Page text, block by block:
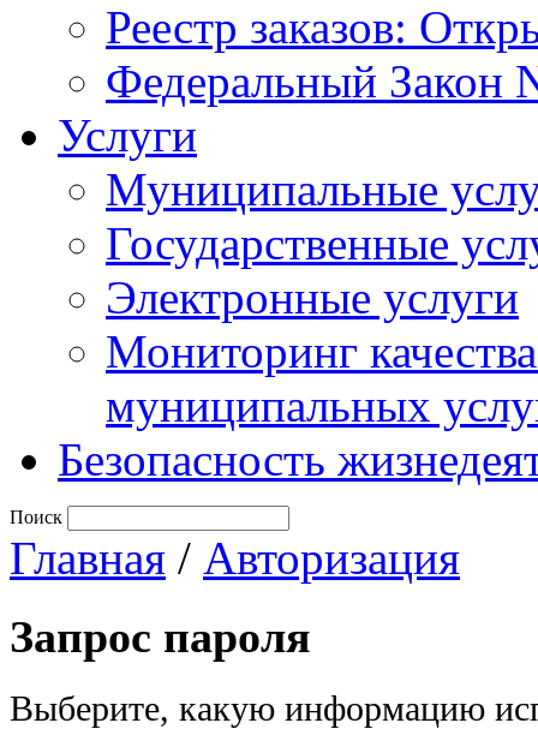
Реестр заказов:
Федеральный Закон
Услуги
Муниципальные
Государственные
Электронные услуги
Мониторинг
муниципальных
Безопасность
Поиск
Главная / Авторизация
Запрос пароля
Выберите, какую информацию